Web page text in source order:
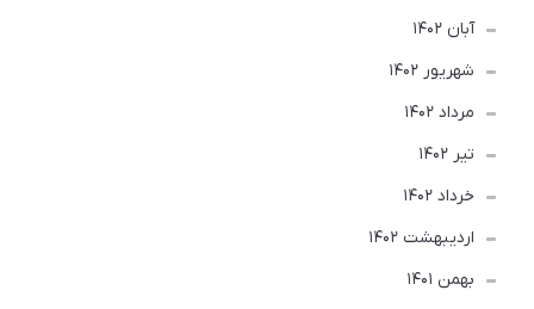
آبان 1402
شهریور 1402
مرداد 1402
تير 1402
خرداد 1402
ارديبهشت 1402
بهمن 1401